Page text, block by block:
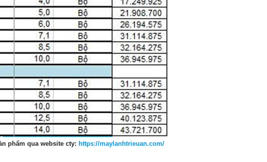
phẩm qua website cty: https://maylanhtrieuan.com/